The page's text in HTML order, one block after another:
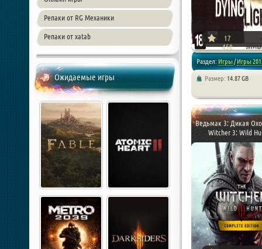
Репаки от RG Механики
Репаки от xatab
Ожидаемые игры
17
450
Раздел: Игры/Игры
Размер: 14.87 GB
Ведьмак 3: Дикая
Witcher 3: Wild